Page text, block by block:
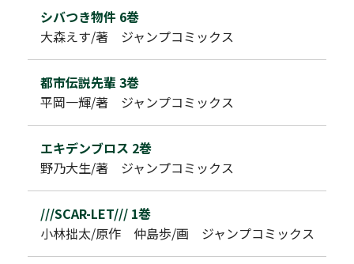
シバつき物件 6巻
大森えす/著 ジャンプコミックス
都市伝説先輩 3巻
平岡一輝/著 ジャンプコミックス
エキデンブロス 2巻
野乃大生/著 ジャンプコミックス
///SCAR-LET/// 1巻
小林拙太/原作 仲島歩/画 ジャンプコミックス